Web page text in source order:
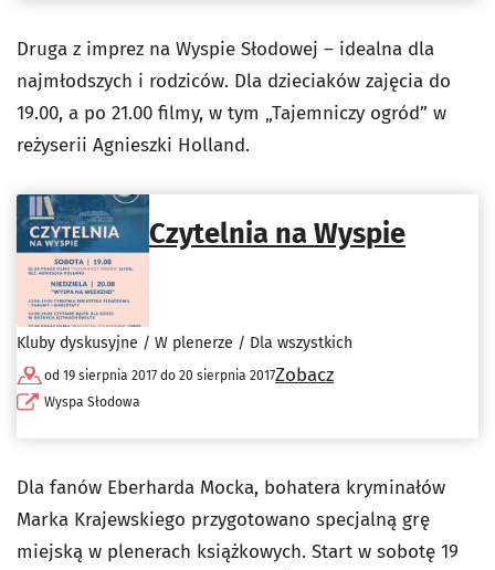
Druga z imprez na Wyspie Słodowej – idealna dla
najmłodszych i rodziców. Dla dzieciaków zajęcia do
19.00, a po 21.00 filmy, w tym „Tajemniczy ogród” w
reżyserii Agnieszki Holland.
Czytelnia na Wyspie
Kluby dyskusyjne / W plenerze / Dla wszystkich
od 19 sierpnia 2017 do 20 sierpnia 2017
Wyspa Słodowa
Zobacz
Dla fanów Eberharda Mocka, bohatera kryminałów
Marka Krajewskiego przygotowano specjalną grę
miejską w plenerach książkowych. Start w sobotę 19